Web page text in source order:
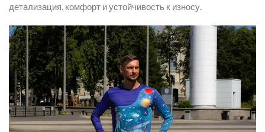
детализация, комфорт и устойчивость к износу.